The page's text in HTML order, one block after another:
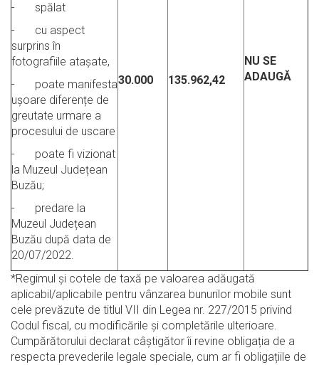
- spălat
- cu aspect
surprins în
fotografiile atașate,
- poate manifesta
ușoare diferențe de
greutate urmare a
procesului de uscare
- poate fi vizionat
la Muzeul Județean
Buzău;
- predare la
Muzeul Județean
Buzău după data de
20/07/2022.
30.000 135.962,42
NU SE
ADAUGĂ
*Regimul şi cotele de taxă pe valoarea adăugată
aplicabil/aplicabile pentru vânzarea bunurilor mobile sunt
cele prevăzute de titlul VII din Legea nr. 227/2015 privind
Codul fiscal, cu modificările şi completările ulterioare.
Cumpărătorului declarat câștigător îi revine obligația de a
respecta prevederile legale speciale, cum ar fi obligațiile de